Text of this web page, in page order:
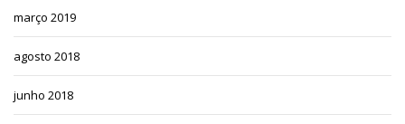
março 2019
agosto 2018
junho 2018